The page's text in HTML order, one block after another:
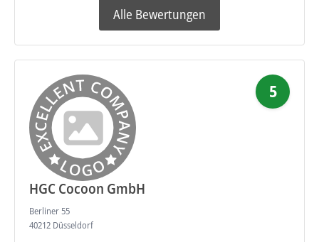
Alle Bewertungen
HGC Cocoon GmbH
Berliner 55
40212 Düsseldorf
5